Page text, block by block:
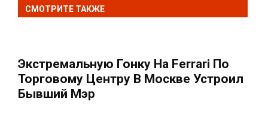
СМОТРИТЕ ТАКЖЕ
Экстремальную Гонку На Ferrari По
Торговому Центру В Москве Устроил
Бывший Мэр